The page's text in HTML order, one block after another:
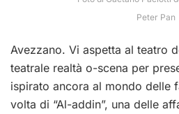
Peter Pan
Avezzano. Vi aspetta al teatro
teatrale realtà o-scena per
ispirato ancora al mondo delle
volta di “Al-addin”, una delle